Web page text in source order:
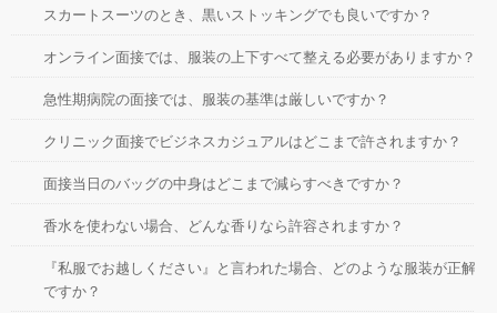
スカートスーツのとき、黒いストッキングでも良いですか？
オンライン面接では、服装の上下すべて整える必要がありますか？
急性期病院の面接では、服装の基準は厳しいですか？
クリニック面接でビジネスカジュアルはどこまで許されますか？
面接当日のバッグの中身はどこまで減らすべきですか？
香水を使わない場合、どんな香りなら許容されますか？
『私服でお越しください』と言われた場合、どのような服装が正解
ですか？